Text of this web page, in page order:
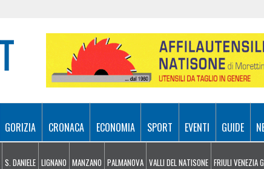
GORIZIA CRONACA ECONOMIA SPORT EVENTI GUIDE
S. DANIELE LIGNANO MANZANO PALMANOVA VALLI DEL NATISONE FRIULI VENEZIA